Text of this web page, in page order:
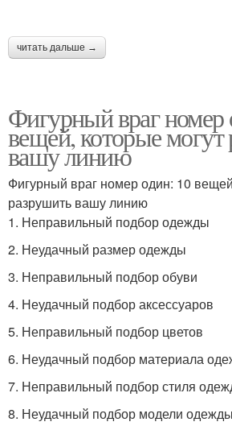
читать дальше →
Фигурный враг номер
вещей, которые
вашу линию
Фигурный враг номер один: 10
разрушить вашу линию
1. Неправильный подбор одежды
2. Неудачный размер одежды
3. Неправильный подбор обуви
4. Неудачный подбор аксессуаров
5. Неправильный подбор цветов
6. Неудачный подбор материала
7. Неправильный подбор стиля
8. Неудачный подбор модели одежды